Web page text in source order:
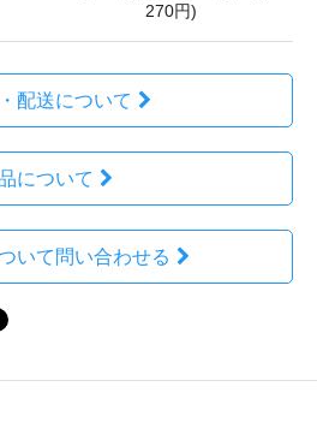
270円)
配送について
について
いて問い合わせる